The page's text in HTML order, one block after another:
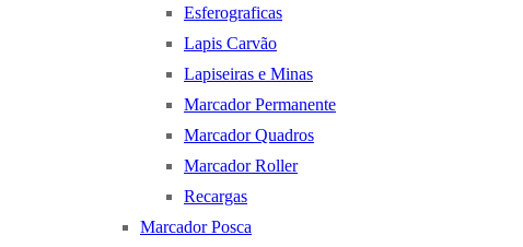
Esferograficas
Lapis Carvão
Lapiseiras e Minas
Marcador Permanente
Marcador Quadros
Marcador Roller
Recargas
Marcador Posca